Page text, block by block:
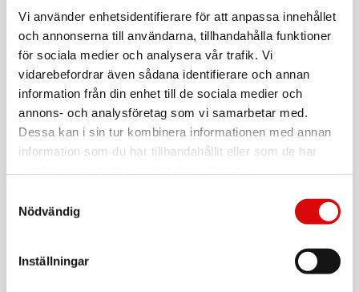
Vi använder enhetsidentifierare för att anpassa innehållet
och annonserna till användarna, tillhandahålla funktioner
för sociala medier och analysera vår trafik. Vi
vidarebefordrar även sådana identifierare och annan
information från din enhet till de sociala medier och
annons- och analysföretag som vi samarbetar med.
Dessa kan i sin tur kombinera informationen med annan
information som du har tillhandahållit eller som de har
Nödvändig
Inställningar
PowerBank 10.000 mAh 10W Svart
Art nr:
A14724
PBS-10010B
Rek: 199,00 kr
DENVER
PowerBank 10.000 mAh Solcell Vev Svart/Grön
Art nr: